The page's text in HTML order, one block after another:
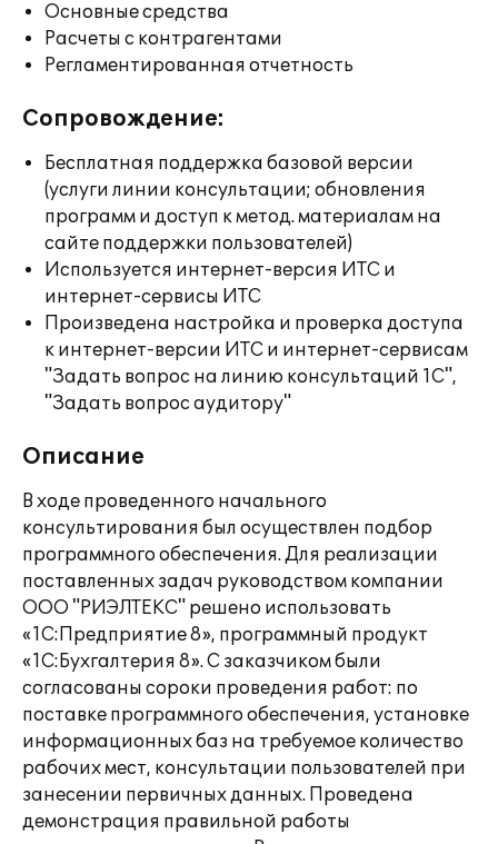
Основные средства
Расчеты с контрагентами
Регламентированная отчетность
Сопровождение:
Бесплатная поддержка базовой версии
(услуги линии консультации; обновления
программ и доступ к метод. материалам на
сайте поддержки пользователей)
Используется интернет-версия ИТС и
интернет-сервисы ИТС
Произведена настройка и проверка доступа
к интернет-версии ИТС и интернет-сервисам
"Задать вопрос на линию консультаций 1С",
"Задать вопрос аудитору"
Описание
В ходе проведенного начального
консультирования был осуществлен подбор
программного обеспечения. Для реализации
поставленных задач руководством компании
ООО "РИЭЛТЕКС" решено использовать
«1С:Предприятие 8», программный продукт
«1С:Бухгалтерия 8». С заказчиком были
согласованы сороки проведения работ: по
поставке программного обеспечения, установке
информационных баз на требуемое количество
рабочих мест, консультации пользователей при
занесении первичных данных. Проведена
демонстрация правильной работы